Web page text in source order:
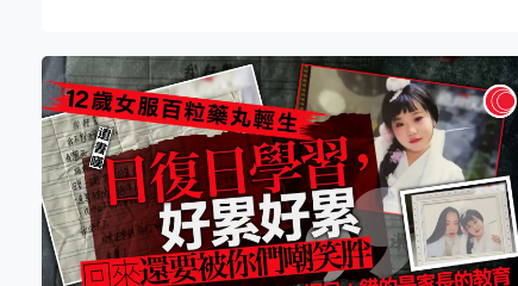
季季候風影響，本港風勢明起增強。根據天文台九天天氣
預報，明日吹東至東北風4至5級，離岸及高地間中6級，
氣溫介乎16至21度，大致多雲，日間部分時間有陽光及乾
燥，晚上氣溫顯著下降。至周三（21日），市區氣溫急降
至最低12度，轉吹北至東北風4至5級，初時離岸間中6
級。周四（22日）進一步降至11度，大致多雲，早晚寒
冷。至於周五（23日）介乎12至16度，早上寒冷，日間部
分時間天色明朗及乾燥。 而天文台自動分區天氣預報顯